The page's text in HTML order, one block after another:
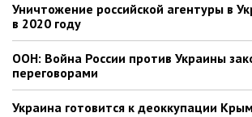
Уничтожение российской агентуры в
в 2020 году
ООН: Война России против Украины
переговорами
Украина готовится к деоккупации